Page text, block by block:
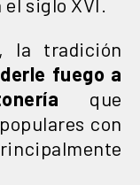
la tradición
fuego a
que
con